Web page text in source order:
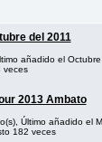
del 2011
añadido el
veces
2013 Ambato
Último añadido el
182 veces